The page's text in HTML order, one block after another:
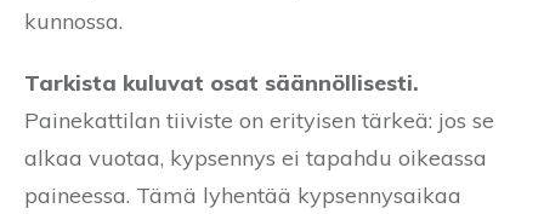
kunnossa.
Tarkista kuluvat osat säännöllisesti.
Painekattilan tiiviste on erityisen tärkeä: jos se
alkaa vuotaa, kypsennys ei tapahdu oikeassa
paineessa. Tämä lyhentää kypsennysaikaa